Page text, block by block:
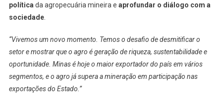
política da agropecuária mineira e aprofundar o diálogo com a
sociedade.
“Vivemos um novo momento. Temos o desafio de desmitificar o
setor e mostrar que o agro é geração de riqueza, sustentabilidade e
oportunidade. Minas é hoje o maior exportador do país em vários
segmentos, e o agro já supera a mineração em participação nas
exportações do Estado.”